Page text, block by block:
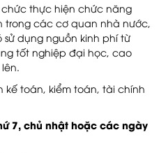
thực hiện chức năng
trong các cơ quan nhà nước,
dụng nguồn kinh phí từ
tốt nghiệp đại học, cao
kế toán, kiểm toán, tài chính
7, chủ nhật hoặc các ngày